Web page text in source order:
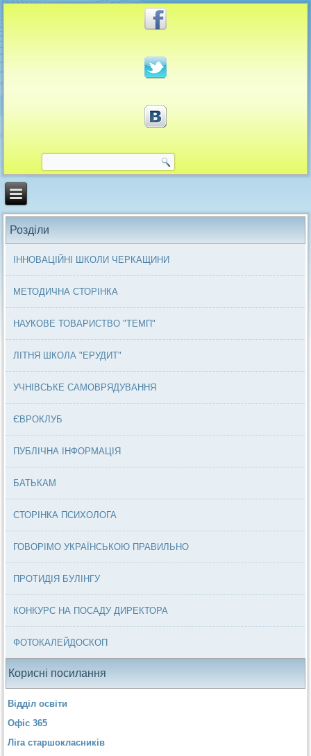
Розділи
ІННОВАЦІЙНІ ШКОЛИ ЧЕРКАЩИНИ
МЕТОДИЧНА СТОРІНКА
НАУКОВЕ ТОВАРИСТВО "ТЕМП"
ЛІТНЯ ШКОЛА "ЕРУДИТ"
УЧНІВСЬКЕ САМОВРЯДУВАННЯ
ЄВРОКЛУБ
ПУБЛІЧНА ІНФОРМАЦІЯ
БАТЬКАМ
СТОРІНКА ПСИХОЛОГА
ГОВОРІМО УКРАЇНСЬКОЮ ПРАВИЛЬНО
ПРОТИДІЯ БУЛІНГУ
КОНКУРС НА ПОСАДУ ДИРЕКТОРА
ФОТОКАЛЕЙДОСКОП
Корисні посилання
Відділ освіти
Офіс 365
Ліга старшокласників